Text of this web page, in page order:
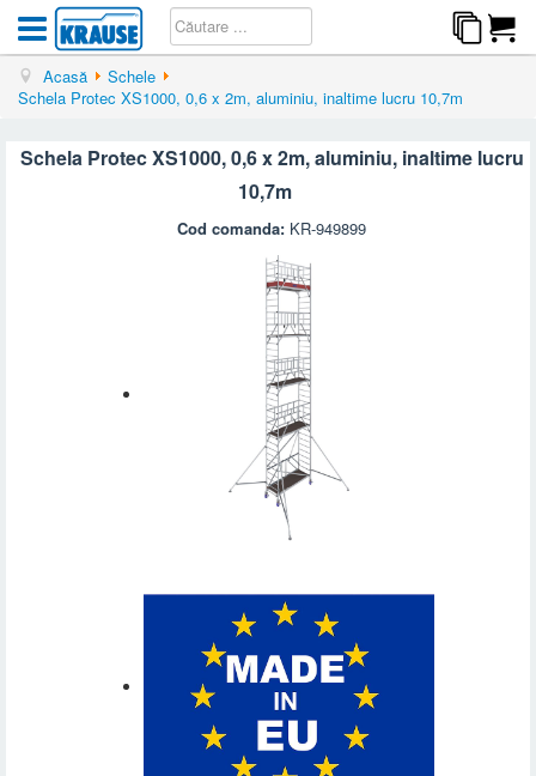
Acasă
Schele
Schela Protec XS1000, 0,6 x 2m, aluminiu, inaltime lucru 10,7m
Schela Protec XS1000, 0,6 x 2m, aluminiu, inaltime lucru
10,7m
Cod comanda: KR-949899